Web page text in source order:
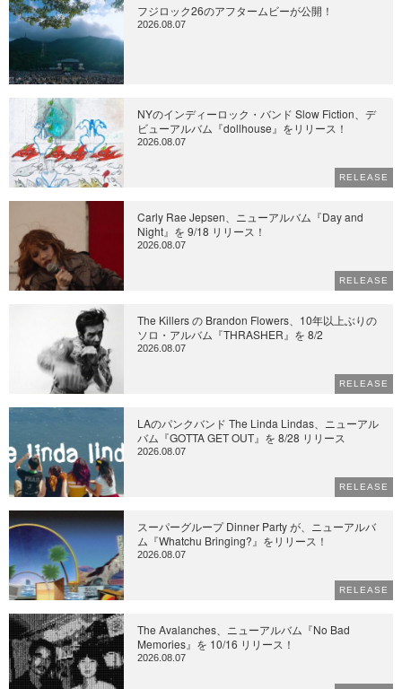
フジロック26のアフタームビーが公開！
2026.08.07
NYのインディーロック・バンド Slow Fiction、デ
ビューアルバム『dollhouse』をリリース！
2026.08.07
RELEASE
Carly Rae Jepsen、ニューアルバム『Day and
Night』を 9/18 リリース！
2026.08.07
RELEASE
The Killers の Brandon Flowers、10年以上ぶりの
ソロ・アルバム『THRASHER』を 8/2
2026.08.07
RELEASE
LAのパンクバンド The Linda Lindas、ニューアル
バム『GOTTA GET OUT』を 8/28 リリース
2026.08.07
RELEASE
スーパーグループ Dinner Party が、ニューアルバ
ム『Whatchu Bringing?』をリリース！
2026.08.07
RELEASE
The Avalanches、ニューアルバム『No Bad
Memories』を 10/16 リリース！
2026.08.07